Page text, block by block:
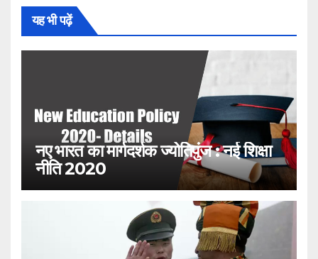
यह भी पढ़ें
नए भारत का मार्गदर्शक ज्योतिपुंज : नई शिक्षा
नीति 2020